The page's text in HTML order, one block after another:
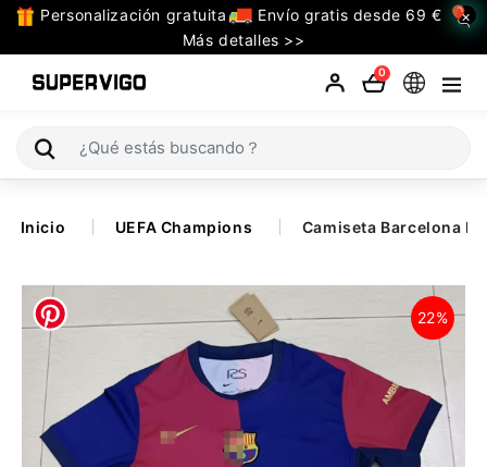
Personalización gratuita
Envío gratis desde 69 €
Más detalles >>
×
0
TODAS
LAS
CATEGORIAS
La Liga
Bundesliga
Premier League
Serie A
Inicio UEFA Champions Camiseta Barcelona
22%